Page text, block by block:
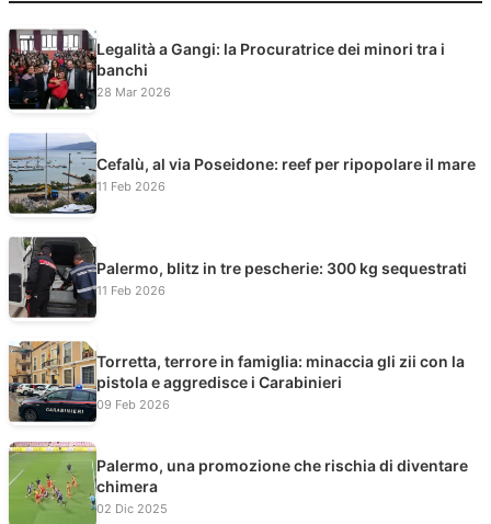
Legalità a Gangi: la Procuratrice dei minori tra i
banchi
28 Mar 2026
Cefalù, al via Poseidone: reef per ripopolare il mare
11 Feb 2026
Palermo, blitz in tre pescherie: 300 kg sequestrati
11 Feb 2026
Torretta, terrore in famiglia: minaccia gli zii con la
pistola e aggredisce i Carabinieri
09 Feb 2026
Palermo, una promozione che rischia di diventare
chimera
02 Dic 2025